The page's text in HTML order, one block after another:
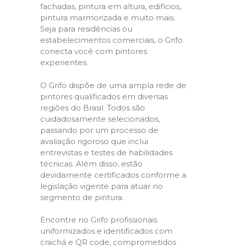
fachadas, pintura em altura, edifícios,
pintura marmorizada e muito mais.
Seja para residências ou
estabelecimentos comerciais, o Grifo
conecta você com pintores
experientes.
O Grifo dispõe de uma ampla rede de
pintores qualificados em diversas
regiões do Brasil. Todos são
cuidadosamente selecionados,
passando por um processo de
avaliação rigoroso que inclui
entrevistas e testes de habilidades
técnicas. Além disso, estão
devidamente certificados conforme a
legislação vigente para atuar no
segmento de pintura.
Encontre no Grifo profissionais
uniformizados e identificados com
crachá e QR code, comprometidos